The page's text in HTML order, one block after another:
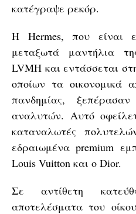
κατέγραψε ρεκόρ.
Η Hermes, που είναι
μεταξωτά μαντήλια
LVMH και εντάσσεται
οποίων τα οικονομικά
πανδημίας,
αναλυτών. Αυτό
καταναλωτές
εδραιωμένα premium
Louis Vuitton και ο Dior.
Σε αντίθετη
αποτελέσματα του